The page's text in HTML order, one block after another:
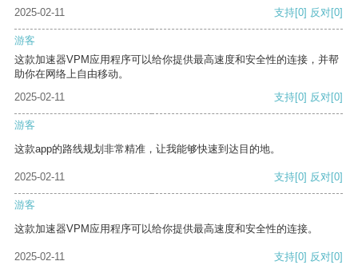
2025-02-11
支持[0] 反对[0]
游客
这款加速器VPM应用程序可以给你提供最高速度和安全性的连接，并帮
助你在网络上自由移动。
2025-02-11
支持[0] 反对[0]
游客
这款app的路线规划非常精准，让我能够快速到达目的地。
2025-02-11 支持[0] 反对[0]
游客
这款加速器VPM应用程序可以给你提供最高速度和安全性的连接。
2025-02-11 支持[0] 反对[0]